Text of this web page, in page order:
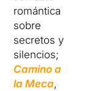
romántica
sobre
secretos y
silencios;
Camino a
la Meca,